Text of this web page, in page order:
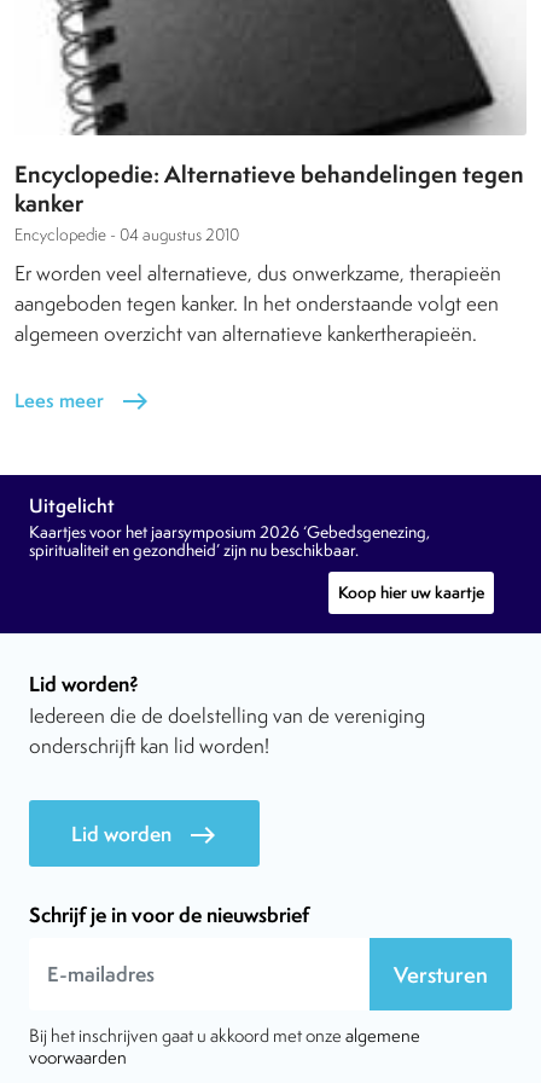
Encyclopedie: Alternatieve behandelingen tegen
kanker
Encyclopedie - 04 augustus 2010
Er worden veel alternatieve, dus onwerkzame, therapieën
aangeboden tegen kanker. In het onderstaande volgt een
algemeen overzicht van alternatieve kankertherapieën.
Lees meer east
Uitgelicht
Kaartjes voor het jaarsymposium 2026 ‘Gebedsgenezing,
spiritualiteit en gezondheid’ zijn nu beschikbaar.
Koop hier uw kaartje
Lid worden?
Iedereen die de doelstelling van de vereniging
onderschrijft kan lid worden!
Lid worden east
Schrijf je in voor de nieuwsbrief
Versturen
Bij het inschrijven gaat u akkoord met onze algemene
voorwaarden